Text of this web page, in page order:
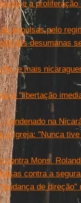
e a proliferação
expulsas pelo
desumanas
e mais
a "libertação
condenado na
a Igreja: "Nunca
contra Mons.
contra a
de